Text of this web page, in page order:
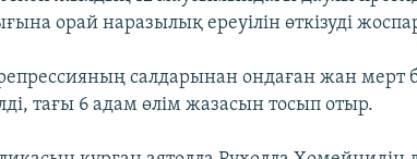
орай наразылық ереуілін өткізуді
салдарынан ондаған жан мерт
тағы 6 адам өлім жазасын тосып отыр.